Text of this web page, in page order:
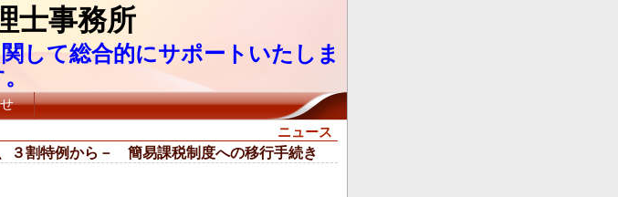
士事務所
して総合的にサポートいたしま
ニュース
３割特例から－ 簡易課税制度への移行手続き